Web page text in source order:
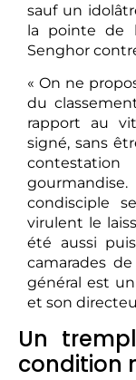
sauf un
la pointe de
Senghor
« On ne
du
rapport au
signé, sans
condisciple
virulent le
été aussi
camarades
général est
et son
Un
condition